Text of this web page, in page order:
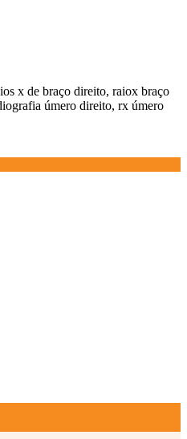
x de braço direito, raiox braço
úmero direito, rx úmero